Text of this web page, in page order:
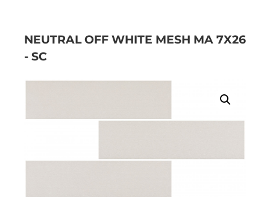
NEUTRAL OFF WHITE MESH MA 7X26
- SC